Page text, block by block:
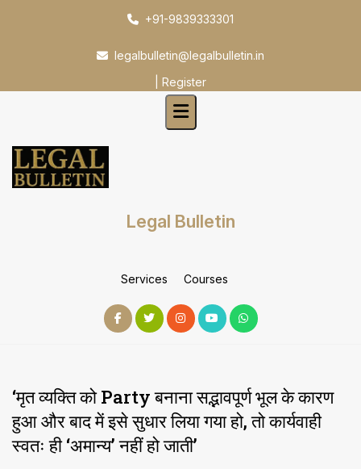
+91-9839333301
legalbulletin@legalbulletin.in
Register
Legal Bulletin
Services Courses
‘मृत व्यक्ति को Party बनाना सद्भावपूर्ण भूल के कारण
हुआ और बाद में इसे सुधार लिया गया हो, तो कार्यवाही
स्वतः ही ‘अमान्य’ नहीं हो जाती’